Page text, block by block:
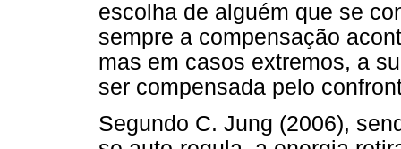
escolha de alguém que se
sempre a compensação
mas em casos extremos, a
ser compensada pelo
Segundo C. Jung (2006),